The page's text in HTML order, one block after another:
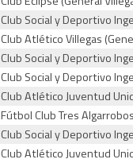
Club Social y Deportivo
Club Atlético Villegas
Club Social y Deportivo
Club Social y Deportivo
Club Atlético Juventud
Fútbol Club Tres
Club Social y Deportivo
Club Atlético Juventud